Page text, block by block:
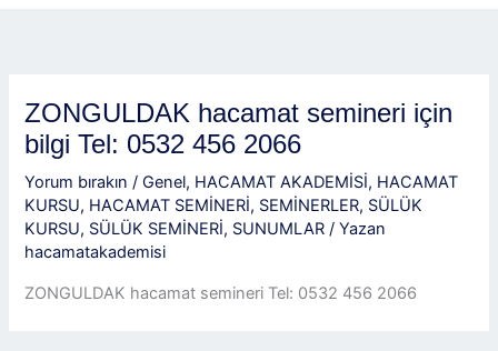
ZONGULDAK hacamat semineri için
bilgi Tel: 0532 456 2066
Yorum bırakın /Genel, HACAMAT AKADEMİSİ, HACAMAT
KURSU, HACAMAT SEMİNERİ, SEMİNERLER, SÜLÜK
KURSU, SÜLÜK SEMİNERİ, SUNUMLAR / Yazan
hacamatakademisi
ZONGULDAK hacamat semineri Tel: 0532 456 2066